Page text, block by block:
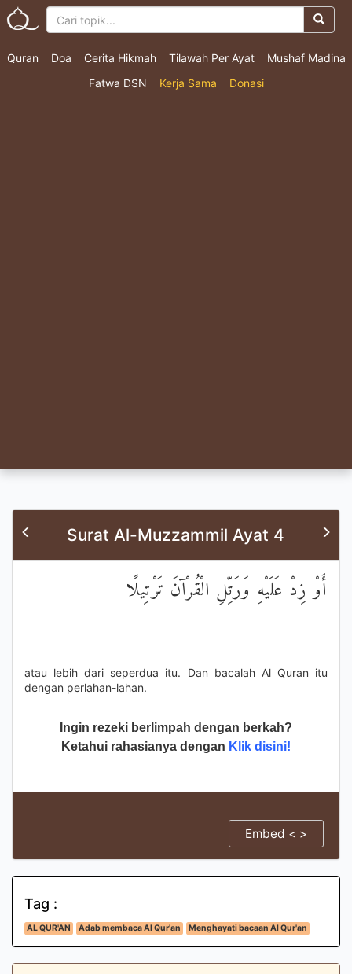
Quran Doa Cerita Hikmah Tilawah Per Ayat
Mushaf Madina
Fatwa DSN
Kerja Sama Donasi
Surat Al-Muzzammil Ayat 4
أَوْ زِدْ عَلَيْهِ وَرَتِّلِ الْقُرْآنَ تَرْتِيلًا
atau lebih dari seperdua itu. Dan bacalah Al Quran itu
dengan perlahan-lahan.
Ingin rezeki berlimpah dengan berkah?
Ketahui rahasianya dengan Klik disini!
Embed < >
Tag :
AL QUR'AN Adab membaca Al Qur'an Menghayati bacaan Al Qur'an